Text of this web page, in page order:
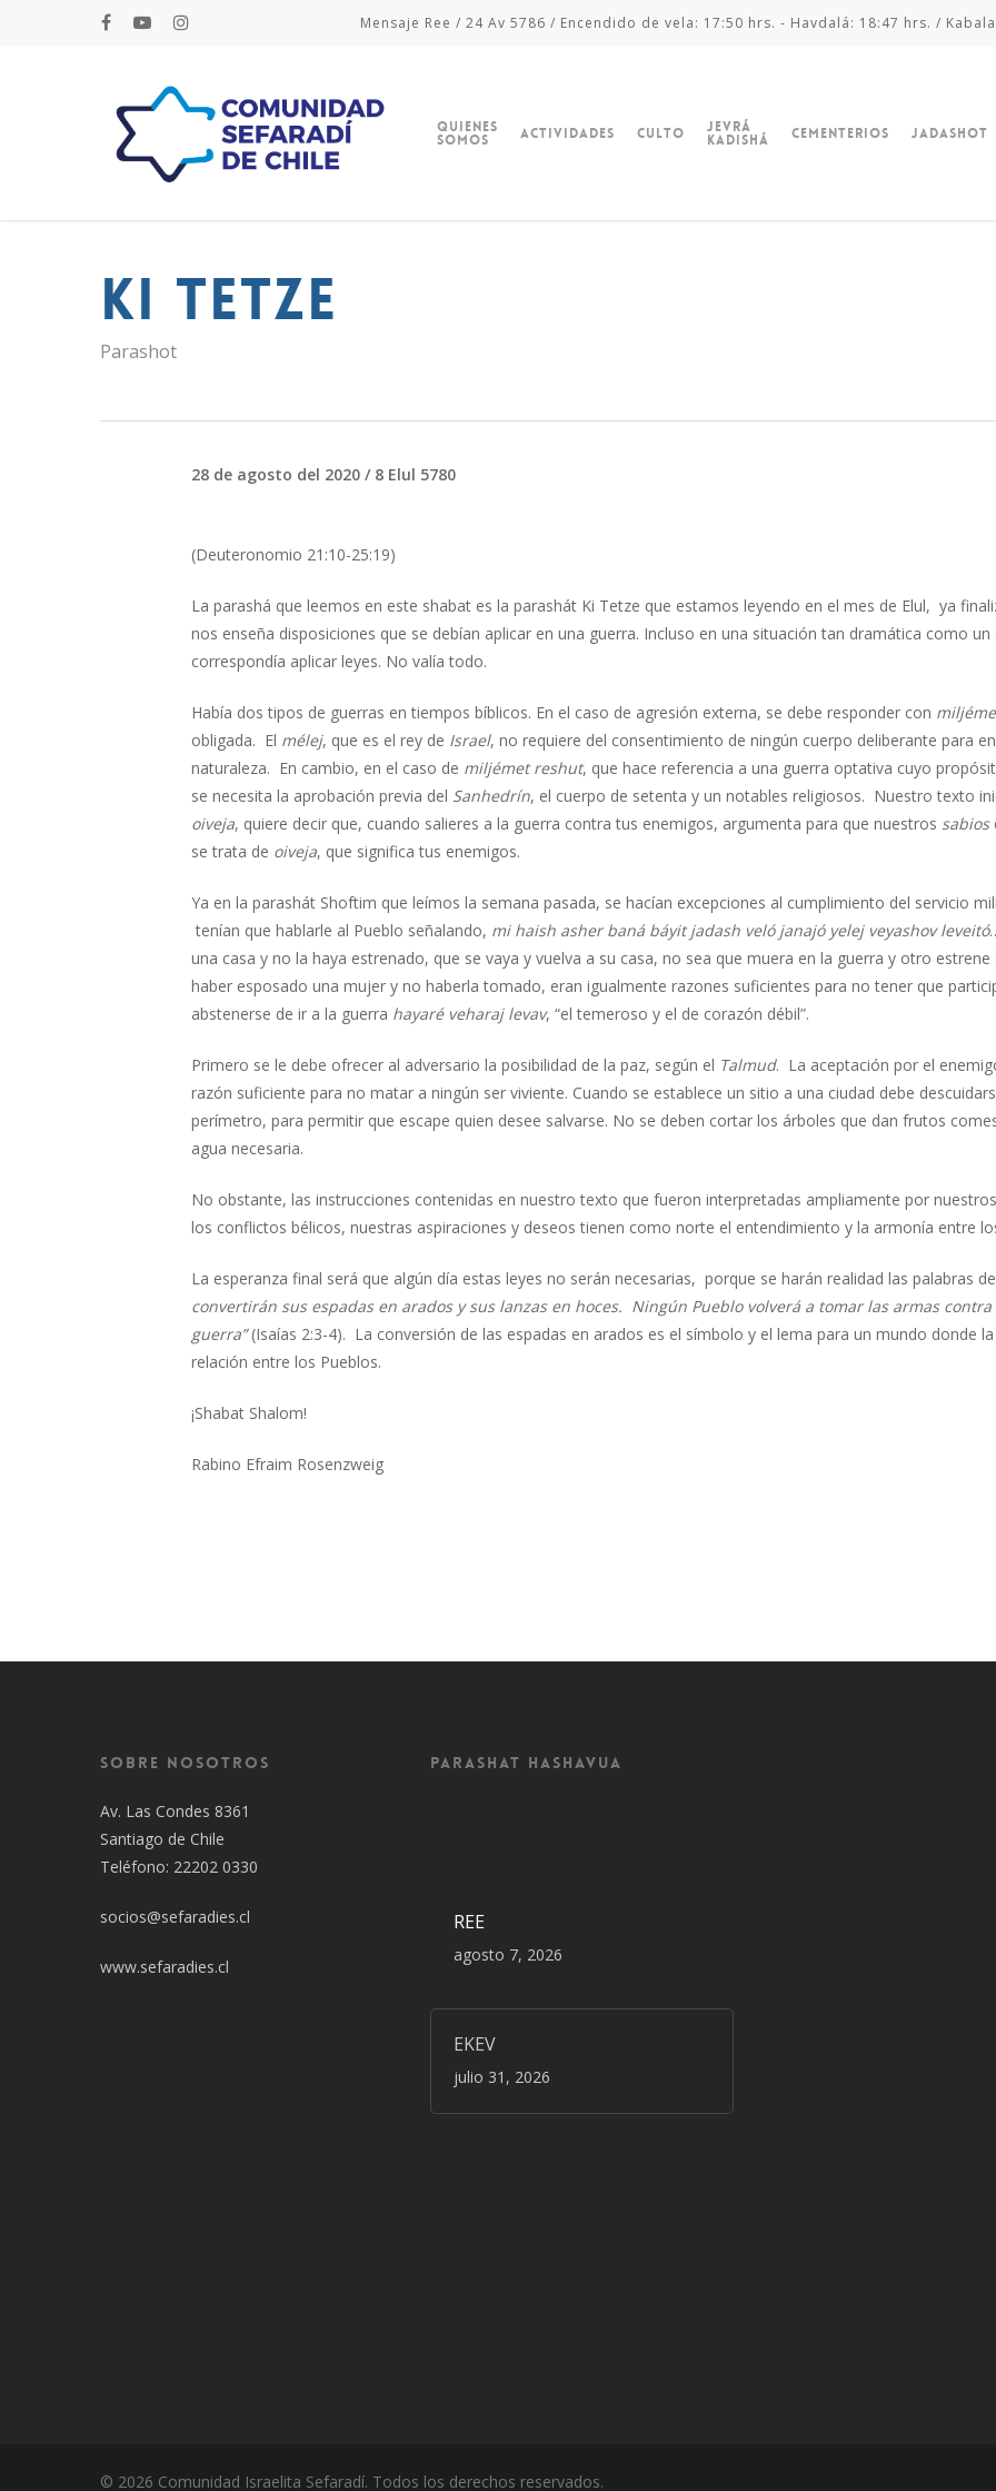
Mensaje Ree / 24 Av 5786 / Encendido de vela: 17:50 hrs. - Havdalá: 18:47 hrs. /
Hit enter to search or ESC to close
Quienes
Somos Actividades Culto Jevrá
Kadishá Cementerios Jadashot
Ki Tetze
Parashot
28 de agosto del 2020 / 8 Elul 5780
(Deuteronomio 21:10-25:19)
La parashá que leemos en este shabat es la parashát Ki Tetze que estamos leyendo en el mes de Elul, ya
nos enseña disposiciones que se debían aplicar en una guerra. Incluso en una situación tan dramática como
correspondía aplicar leyes. No valía todo.
Había dos tipos de guerras en tiempos bíblicos. En el caso de agresión externa, se debe responder con
obligada. El mélej, que es el rey de Israel, no requiere del consentimiento de ningún cuerpo deliberante para
naturaleza. En cambio, en el caso de miljémet reshut, que hace referencia a una guerra optativa cuyo
se necesita la aprobación previa del Sanhedrín, el cuerpo de setenta y un notables religiosos. Nuestro texto
oiveja, quiere decir que, cuando salieres a la guerra contra tus enemigos, argumenta para que nuestros sabios
se trata de oiveja, que significa tus enemigos.
Ya en la parashát Shoftim que leímos la semana pasada, se hacían excepciones al cumplimiento del servicio
tenían que hablarle al Pueblo señalando, mi haish asher baná báyit jadash veló janajó yelej veyashov leveitó
una casa y no la haya estrenado, que se vaya y vuelva a su casa, no sea que muera en la guerra y otro
haber esposado una mujer y no haberla tomado, eran igualmente razones suficientes para no tener que
abstenerse de ir a la guerra hayaré veharaj levav, “el temeroso y el de corazón débil”.
Primero se le debe ofrecer al adversario la posibilidad de la paz, según el Talmud. La aceptación por el
razón suficiente para no matar a ningún ser viviente. Cuando se establece un sitio a una ciudad debe
perímetro, para permitir que escape quien desee salvarse. No se deben cortar los árboles que dan frutos
agua necesaria.
No obstante, las instrucciones contenidas en nuestro texto que fueron interpretadas ampliamente por nuestros
los conflictos bélicos, nuestras aspiraciones y deseos tienen como norte el entendimiento y la armonía entre
La esperanza final será que algún día estas leyes no serán necesarias, porque se harán realidad las palabras
convertirán sus espadas en arados y sus lanzas en hoces. Ningún Pueblo volverá a tomar las armas
guerra”(Isaías 2:3-4). La conversión de las espadas en arados es el símbolo y el lema para un mundo donde
relación entre los Pueblos.
¡Shabat Shalom!
Rabino Efraim Rosenzweig
Sobre Nosotros
Av. Las Condes 8361
Santiago de Chile
Teléfono: 22202 0330
socios@sefaradies.cl
www.sefaradies.cl
Parashat Hashavua
REE
agosto 7, 2026
EKEV
julio 31, 2026
© 2026 Comunidad Israelita Sefaradí. Todos los derechos reservados.